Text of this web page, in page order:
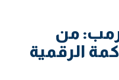
من
الرقمية